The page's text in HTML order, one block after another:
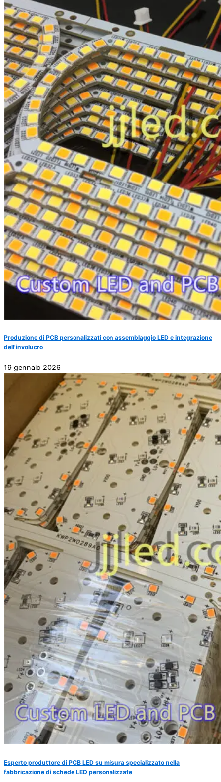
Produzione di PCB personalizzati con assemblaggio LED e integrazione
dell'involucro
19 gennaio 2026
Esperto produttore di PCB LED su misura specializzato nella
fabbricazione di schede LED personalizzate